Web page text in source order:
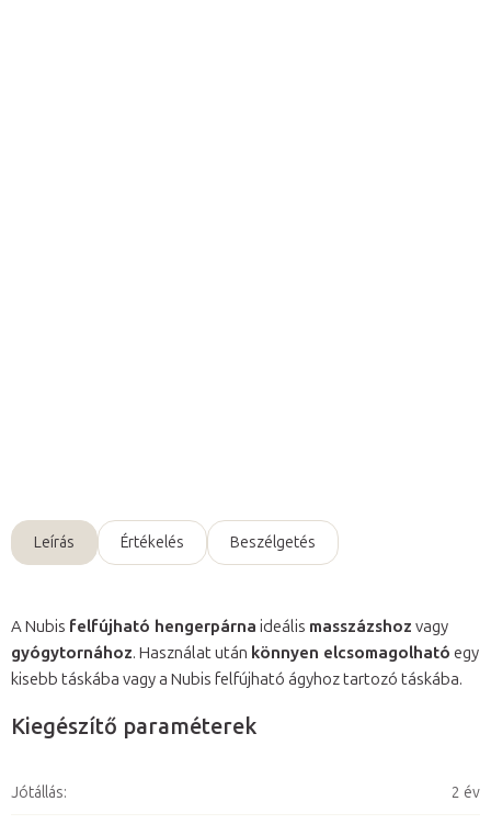
Leírás Értékelés Beszélgetés
A Nubis felfújható hengerpárna ideális masszázshoz vagy
gyógytornához. Használat után könnyen elcsomagolható egy
kisebb táskába vagy a Nubis felfújható ágyhoz tartozó táskába.
Kiegészítő paraméterek
Jótállás: 2 év